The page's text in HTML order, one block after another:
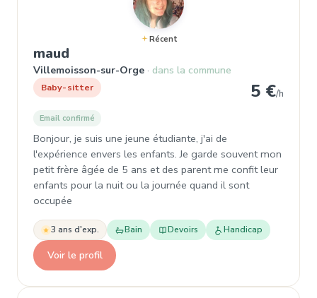
Récent
maud
Villemoisson-sur-Orge dans la commune
Baby-sitter 5 €/h
Email confirmé
Bonjour, je suis une jeune étudiante, j'ai de
l'expérience envers les enfants. Je garde souvent mon
petit frère âgée de 5 ans et des parent me confit leur
enfants pour la nuit ou la journée quand il sont
occupée
3 ans d'exp. Bain Devoirs Handicap
Voir le profil